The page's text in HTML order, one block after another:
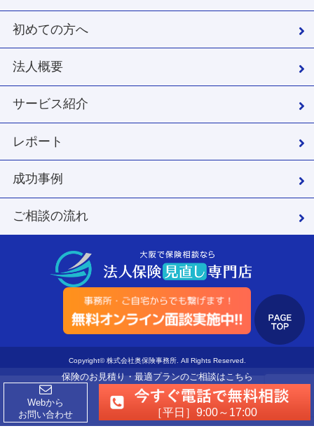
初めての方へ
法人概要
サービス紹介
レポート
成功事例
ご相談の流れ
Copyright© 株式会社奥保険事務所. All Rights Reserved.
保険のお見積り・最適プランのご相談はこちら
Webから
お問い合わせ
［平日］9:00～17:00